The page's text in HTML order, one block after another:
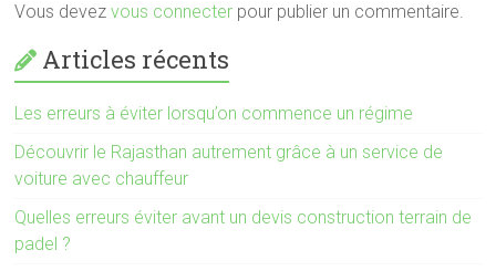
Vous devezvous connecter pour publier un commentaire.
Articles récents
Les erreurs à éviter lorsqu’on commence un régime
Découvrir le Rajasthan autrement grâce à un service de
voiture avec chauffeur
Quelles erreurs éviter avant un devis construction terrain de
padel ?